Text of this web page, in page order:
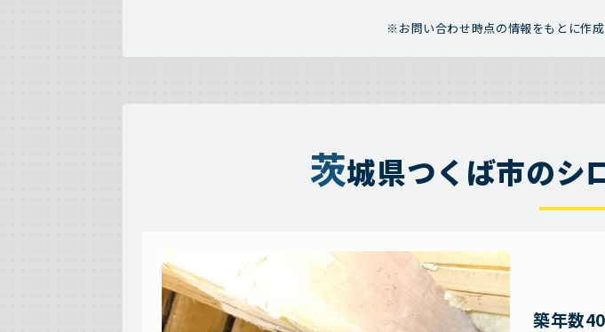
※お問い合わせ時点の情報をもとに作
茨城県つくば市のシ
築年数